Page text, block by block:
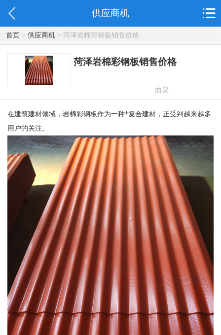
供应商机
首页> 供应商机> 菏泽岩棉彩钢板销售价格
菏泽岩棉彩钢板销售价格
面议
在建筑建材领域，岩棉彩钢板作为一种*复合建材，正受到越来越多
用户的关注。